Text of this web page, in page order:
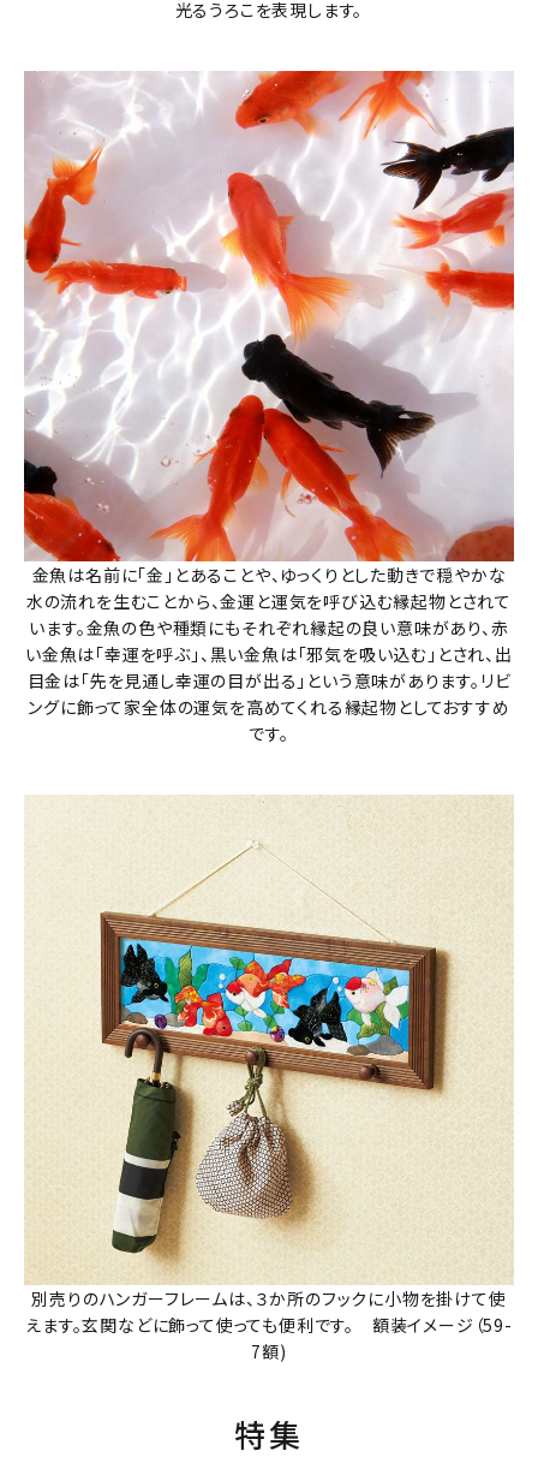
光るうろこを表現します。
金魚は名前に「金」とあることや、ゆっくりとした動きで穏やかな
水の流れを生むことから、金運と運気を呼び込む縁起物とされて
います。金魚の色や種類にもそれぞれ縁起の良い意味があり、赤
い金魚は「幸運を呼ぶ」、黒い金魚は「邪気を吸い込む」とされ、出
目金は「先を見通し幸運の目が出る」という意味があります。リビ
ングに飾って家全体の運気を高めてくれる縁起物としておすすめ
です。
別売りのハンガーフレームは、３か所のフックに小物を掛けて使
えます。玄関などに飾って使っても便利です。 額装イメージ（59-
7額)
特集